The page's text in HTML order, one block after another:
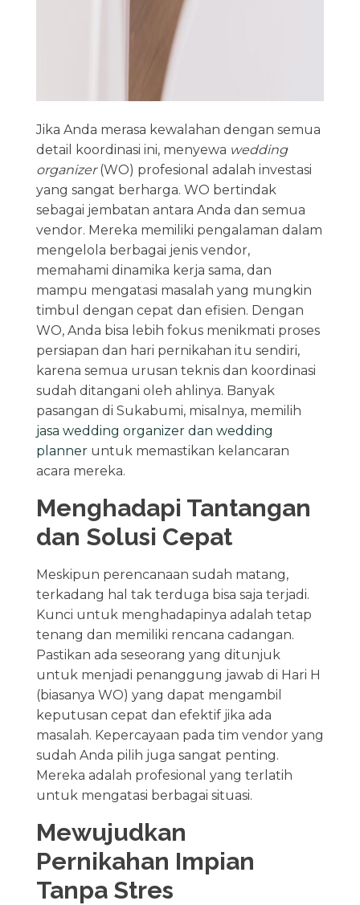
Jika Anda merasa kewalahan dengan semua
detail koordinasi ini, menyewa wedding
organizer(WO) profesional adalah investasi
yang sangat berharga. WO bertindak
sebagai jembatan antara Anda dan semua
vendor. Mereka memiliki pengalaman dalam
mengelola berbagai jenis vendor,
memahami dinamika kerja sama, dan
mampu mengatasi masalah yang mungkin
timbul dengan cepat dan efisien. Dengan
WO, Anda bisa lebih fokus menikmati proses
persiapan dan hari pernikahan itu sendiri,
karena semua urusan teknis dan koordinasi
sudah ditangani oleh ahlinya. Banyak
pasangan di Sukabumi, misalnya, memilih
jasa wedding organizer dan wedding
planneruntuk memastikan kelancaran
acara mereka.
Menghadapi Tantangan
dan Solusi Cepat
Meskipun perencanaan sudah matang,
terkadang hal tak terduga bisa saja terjadi.
Kunci untuk menghadapinya adalah tetap
tenang dan memiliki rencana cadangan.
Pastikan ada seseorang yang ditunjuk
untuk menjadi penanggung jawab di Hari H
(biasanya WO) yang dapat mengambil
keputusan cepat dan efektif jika ada
masalah. Kepercayaan pada tim vendor yang
sudah Anda pilih juga sangat penting.
Mereka adalah profesional yang terlatih
untuk mengatasi berbagai situasi.
Mewujudkan
Pernikahan Impian
Tanpa Stres